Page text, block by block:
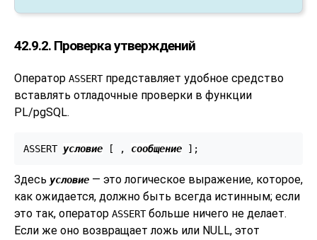
42.9.2. Проверка утверждений
Оператор ASSERTпредставляет удобное средство
вставлять отладочные проверки в функции
PL/pgSQL.
ASSERT условие [ , сообщение
Здесь условие — это логическое выражение, которое,
как ожидается, должно быть всегда истинным; если
это так, оператор ASSERTбольше ничего не делает.
Если же оно возвращает ложь или NULL, этот